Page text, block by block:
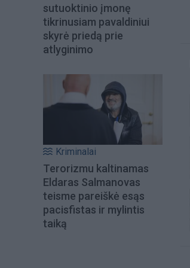
sutuoktinio įmonę
tikrinusiam pavaldiniui
skyrė priedą prie
atlyginimo
Kriminalai
Terorizmu kaltinamas
Eldaras Salmanovas
teisme pareiškė esąs
pacisfistas ir mylintis
taiką